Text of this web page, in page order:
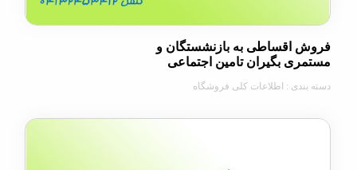
اقساطی به بازنشستگان و
بگیران تامین اجتماعی
: اطلاعات کلی فروشگاه